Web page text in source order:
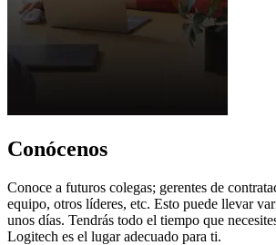
Conócenos
Conoce a futuros colegas; gerentes de
equipo, otros líderes, etc. Esto puede llevar
unos días. Tendrás todo el tiempo que
Logitech es el lugar adecuado para ti.